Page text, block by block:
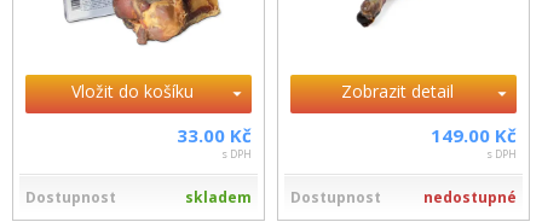
Vložit do košíku
33.00 Kč
s DPH
Dostupnost skladem
Zobrazit detail
149.00 Kč
s DPH
Dostupnost nedostupné